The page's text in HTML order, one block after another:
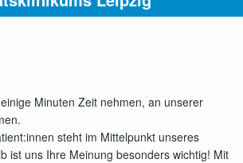
Minuten Zeit nehmen, an unserer
steht im Mittelpunkt unseres
ist uns Ihre Meinung besonders wichtig! Mit